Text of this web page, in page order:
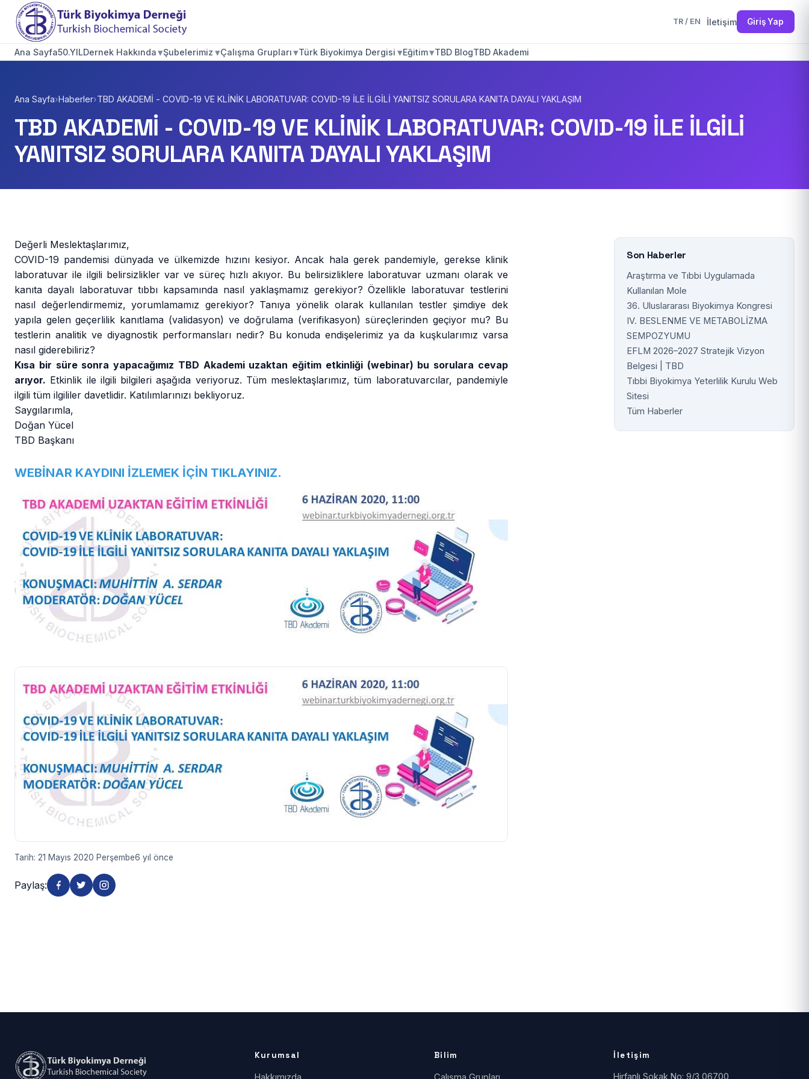
TR / EN İletişim Giriş Yap
Ana Sayfa50.YILDernek Hakkında▾Şubelerimiz ▾Çalışma Grupları▾Türk Biyokimya Dergisi ▾Eğitim▾TBD BlogTBD Akademi
Ana Sayfa›Haberler›TBD AKADEMİ - COVID-19 VE KLİNİK LABORATUVAR: COVID-19 İLE İLGİLİ YANITSIZ SORULARA KANITA DAYALI YAKLAŞIM
TBD AKADEMİ - COVID-19 VE KLİNİK LABORATUVAR: COVID-19 İLE İLGİLİ
YANITSIZ SORULARA KANITA DAYALI YAKLAŞIM
Değerli Meslektaşlarımız,
COVID-19 pandemisi dünyada ve ülkemizde hızını kesiyor. Ancak hala gerek pandemiyle, gerekse klinik
laboratuvar ile ilgili belirsizlikler var ve süreç hızlı akıyor. Bu belirsizliklere laboratuvar uzmanı olarak ve
kanıta dayalı laboratuvar tıbbı kapsamında nasıl yaklaşmamız gerekiyor? Özellikle laboratuvar testlerini
nasıl değerlendirmemiz, yorumlamamız gerekiyor? Tanıya yönelik olarak kullanılan testler şimdiye dek
yapıla gelen geçerlilik kanıtlama (validasyon) ve doğrulama (verifikasyon) süreçlerinden geçiyor mu? Bu
testlerin analitik ve diyagnostik performansları nedir? Bu konuda endişelerimiz ya da kuşkularımız varsa
nasıl giderebiliriz?
Kısa bir süre sonra yapacağımız TBD Akademi uzaktan eğitim etkinliği (webinar) bu sorulara cevap
arıyor. Etkinlik ile ilgili bilgileri aşağıda veriyoruz. Tüm meslektaşlarımız, tüm laboratuvarcılar, pandemiyle
ilgili tüm ilgililer davetlidir. Katılımlarınızı bekliyoruz.
Saygılarımla,
Doğan Yücel
TBD Başkanı
WEBİNAR KAYDINI İZLEMEK İÇİN TIKLAYINIZ.
Tarih: 21 Mayıs 2020 Perşembe6 yıl önce
Paylaş:
Son Haberler
Araştırma ve Tıbbi Uygulamada
Kullanılan Mole
36. Uluslararası Biyokimya Kongresi
IV. BESLENME VE METABOLİZMA
SEMPOZYUMU
EFLM 2026–2027 Stratejik Vizyon
Belgesi | TBD
Tıbbi Biyokimya Yeterlilik Kurulu Web
Sitesi
Tüm Haberler
Kurumsal
Hakkımızda
Bilim
Çalışma Grupları
İletişim
Hirfanlı Sokak No: 9/3 06700